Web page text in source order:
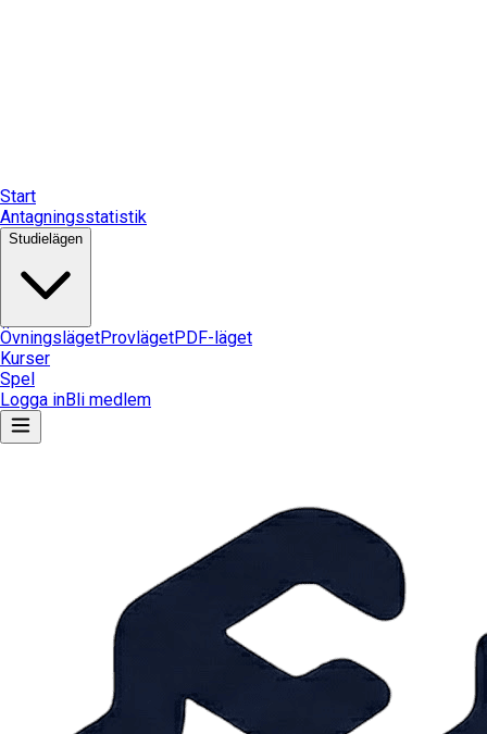
Start
Antagningsstatistik
Studielägen
ÖvningslägetProvlägetPDF-läget
Kurser
Spel
Logga inBli medlem